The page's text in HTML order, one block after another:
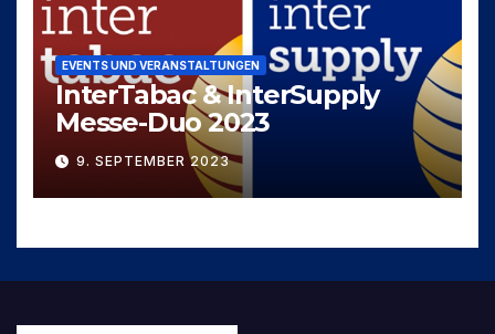
EVENTS UND VERANSTALTUNGEN
InterTabac & InterSupply
Messe-Duo 2023
9. SEPTEMBER 2023